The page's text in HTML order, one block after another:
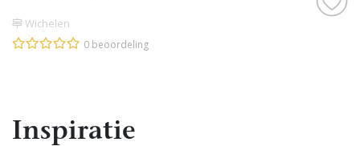
Wichelen
0 beoordeling
Inspiratie